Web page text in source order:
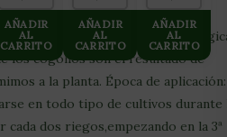
dotará a las flores de mayor
La fase de floración es la más
los cogollos son el resultado de
a la planta. Época de aplicación:
en todo tipo de cultivos durante
cada dos riegos,empezando en la 3ª
AÑADIR
AL
CARRITO
AÑADIR
AL
CARRITO
AÑADIR
AL
CARRITO